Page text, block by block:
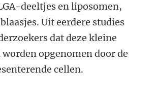
deeltjes en liposomen,
Uit eerdere studies
dat deze kleine
worden opgenomen door de
cellen.